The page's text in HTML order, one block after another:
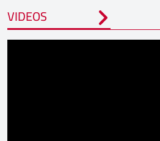
VIDEOS